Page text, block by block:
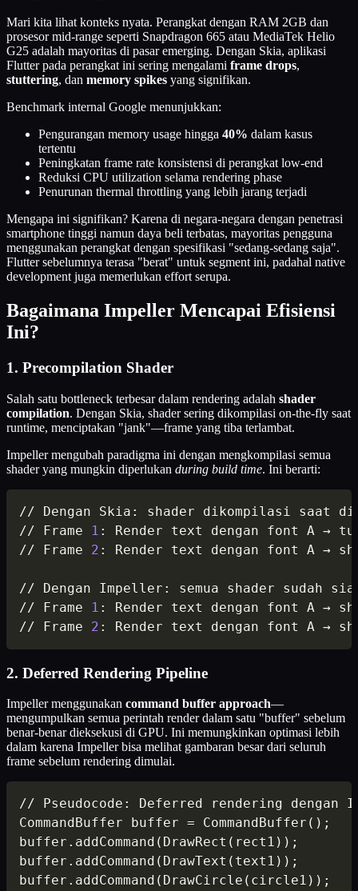
Mari kita lihat konteks nyata. Perangkat dengan RAM 2GB dan
prosesor mid-range seperti Snapdragon 665 atau MediaTek Helio
G25 adalah mayoritas di pasar emerging. Dengan Skia, aplikasi
Flutter pada perangkat ini sering mengalami frame drops,
stuttering, dan memory spikes yang signifikan.
Benchmark internal Google menunjukkan:
Pengurangan memory usage hingga 40% dalam kasus
tertentu
Peningkatan frame rate konsistensi di perangkat low-end
Reduksi CPU utilization selama rendering phase
Penurunan thermal throttling yang lebih jarang terjadi
Mengapa ini signifikan? Karena di negara-negara dengan penetrasi
smartphone tinggi namun daya beli terbatas, mayoritas pengguna
menggunakan perangkat dengan spesifikasi "sedang-sedang saja".
Flutter sebelumnya terasa "berat" untuk segment ini, padahal native
development juga memerlukan effort serupa.
Bagaimana Impeller Mencapai Efisiensi
Ini?
1. Precompilation Shader
Salah satu bottleneck terbesar dalam rendering adalah shader
compilation. Dengan Skia, shader sering dikompilasi on-the-fly saat
runtime, menciptakan "jank"—frame yang tiba terlambat.
Impeller mengubah paradigma ini dengan mengkompilasi semua
shader yang mungkin diperlukan during build time. Ini berarti:
// Dengan Skia: shader dikompilasi saat
// Frame
1 : Render text dengan font A →
// Frame 2 : Render text dengan font A →
// Dengan Impeller: semua shader sudah
// Frame
1 : Render text dengan font A →
// Frame 2 : Render text dengan font A →
2. Deferred Rendering Pipeline
Impeller menggunakan command buffer approach—
mengumpulkan semua perintah render dalam satu "buffer" sebelum
benar-benar dieksekusi di GPU. Ini memungkinkan optimasi lebih
dalam karena Impeller bisa melihat gambaran besar dari seluruh
frame sebelum rendering dimulai.
// Pseudocode: Deferred rendering dengan
CommandBuffer buffer = CommandBuffer();
buffer.addCommand(DrawRect(rect1));
buffer.addCommand(DrawText(text1));
buffer.addCommand(DrawCircle(circle1));